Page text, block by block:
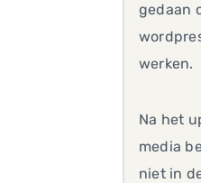
gedaan
werken.
Na het
media
niet in